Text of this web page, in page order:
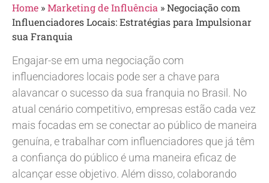
Home »Marketing de Influência »Negociação com
Influenciadores Locais: Estratégias para Impulsionar
sua Franquia
Engajar-se em uma negociação com
influenciadores locais pode ser a chave para
alavancar o sucesso da sua franquia no Brasil. No
atual cenário competitivo, empresas estão cada vez
mais focadas em se conectar ao público de maneira
genuína, e trabalhar com influenciadores que já têm
a confiança do público é uma maneira eficaz de
alcançar esse objetivo. Além disso, colaborando